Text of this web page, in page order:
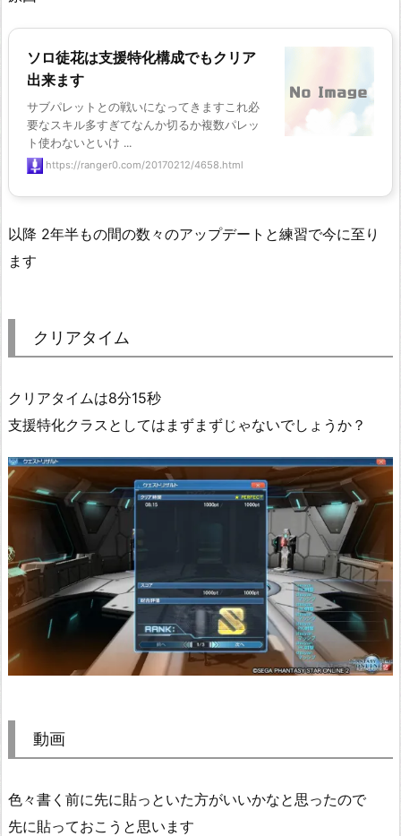
ソロ徒花は支援特化構成でもクリア
出来ます
サブパレットとの戦いになってきますこれ必
要なスキル多すぎてなんか切るか複数パレッ
ト使わないといけ ...
https://ranger0.com/20170212/4658.html
以降 2年半もの間の数々のアップデートと練習で今に至り
ます
クリアタイム
クリアタイムは8分15秒
支援特化クラスとしてはまずまずじゃないでしょうか？
動画
色々書く前に先に貼っといた方がいいかなと思ったので
先に貼っておこうと思います